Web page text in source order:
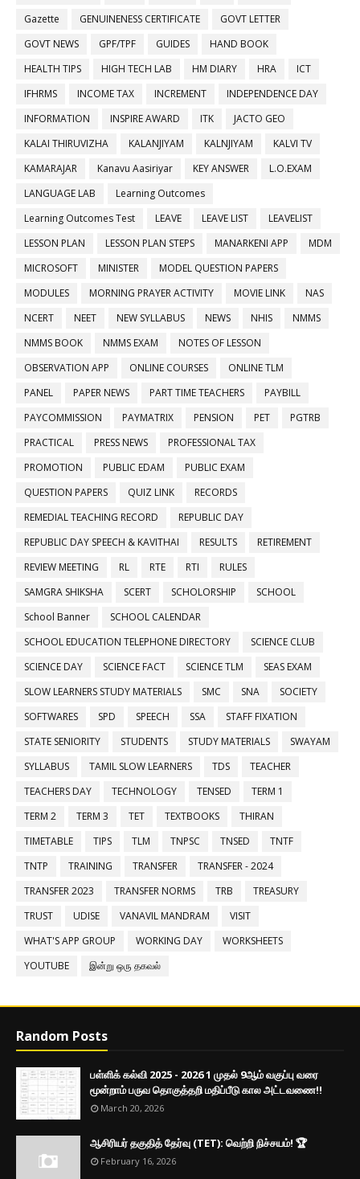
Gazette
GENUINENESS CERTIFICATE
GOVT LETTER
GOVT NEWS
GPF/TPF GUIDES
HAND BOOK
HEALTH TIPS
HIGH TECH LAB HM DIARY HRA
ICT
IFHRMS
INCOME TAX INCREMENT
INDEPENDENCE DAY
INFORMATION
INSPIRE AWARD ITK
JACTO GEO
KALAI THIRUVIZHA
KALANJIYAM KALNJIYAM
KALVI TV
KAMARAJAR
Kanavu Aasiriyar KEY ANSWER
L.O.EXAM
LANGUAGE LAB
Learning Outcomes
Learning Outcomes Test
LEAVE LEAVE LIST
LEAVELIST
LESSON PLAN
LESSON PLAN STEPS MANARKENI APP
MDM
MICROSOFT
MINISTER
MODEL QUESTION PAPERS
MODULES
MORNING PRAYER ACTIVITY MOVIE LINK
NAS
NCERT
NEET NEW SYLLABUS NEWS NHIS
NMMS
NMMS BOOK
NMMS EXAM
NOTES OF LESSON
OBSERVATION APP
ONLINE COURSES
ONLINE TLM
PANEL
PAPER NEWS PART TIME TEACHERS
PAYBILL
PAYCOMMISSION
PAYMATRIX PENSION PET
PGTRB
PRACTICAL
PRESS NEWS
PROFESSIONAL TAX
PROMOTION
PUBLIC EDAM
PUBLIC EXAM
QUESTION PAPERS
QUIZ LINK
RECORDS
REMEDIAL TEACHING RECORD
REPUBLIC DAY
REPUBLIC DAY SPEECH & KAVITHAI
RESULTS
RETIREMENT
REVIEW MEETING
RL RTE RTI
RULES
SAMGRA SHIKSHA
SCERT SCHOLORSHIP
SCHOOL
School Banner
SCHOOL CALENDAR
SCHOOL EDUCATION TELEPHONE DIRECTORY
SCIENCE CLUB
SCIENCE DAY
SCIENCE FACT SCIENCE TLM
SEAS EXAM
SLOW LEARNERS STUDY MATERIALS
SMC SNA
SOCIETY
SOFTWARES
SPD SPEECH SSA
STAFF FIXATION
STATE SENIORITY
STUDENTS STUDY MATERIALS
SWAYAM
SYLLABUS
TAMIL SLOW LEARNERS TDS
TEACHER
TEACHERS DAY
TECHNOLOGY TENSED
TERM 1
TERM 2
TERM 3 TET TEXTBOOKS
THIRAN
TIMETABLE
TIPS TLM TNPSC TNSED
TNTF
TNTP
TRAINING TRANSFER
TRANSFER - 2024
TRANSFER 2023
TRANSFER NORMS TRB
TREASURY
TRUST
UDISE VANAVIL MANDRAM
VISIT
WHAT'S APP GROUP
WORKING DAY
WORKSHEETS
YOUTUBE
இன்று ஒரு தகவல்
Random Posts
பள்ளிக் கல்வி 2025 - 2026 1 முதல் 9ஆம் வகுப்பு வரை
மூன்றாம் பருவ தொகுத்தறி மதிப்பீடு கால அட்டவணை!!
March 20, 2026
ஆசிரியர் தகுதித் தேர்வு (TET): வெற்றி நிச்சயம்! 🏆
February 16, 2026